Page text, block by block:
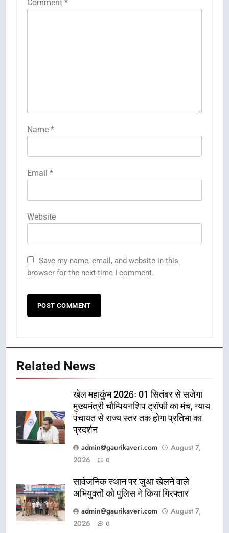
Comment *
Name *
Email *
Website
Save my name, email, and website in this
browser for the next time I comment.
Related News
खेल महाकुंभ 2026ः 01 सितंबर से सजेगा
मुख्यमंत्री चौम्पियनशिप ट्रॉफी का मंच, न्याय
पंचायत से राज्य स्तर तक होगा प्रतिभा का
प्रदर्शन
admin@gaurikaveri.com
August 7,
2026
0
सार्वजनिक स्थान पर जुआ खेलने वाले
अभियुक्तों को पुलिस ने किया गिरफ्तार
admin@gaurikaveri.com
August 7,
2026
0